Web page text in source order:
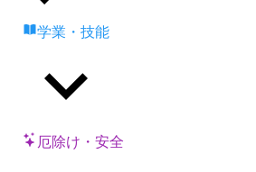
学業・技能
厄除け・安全